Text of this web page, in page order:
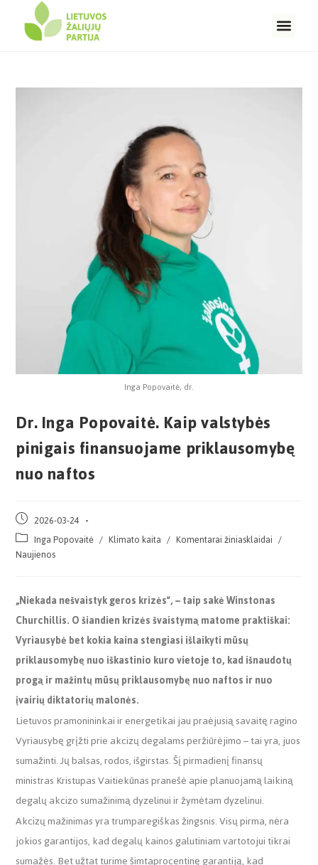
Inga Popovaitė, dr.
Dr. Inga Popovaitė. Kaip valstybės
pinigais finansuojame priklausomybę
nuo naftos
2026-03-24
Inga Popovaitė / Klimato kaita / Komentarai žiniasklaidai /
Naujienos
„Niekada nešvaistyk geros krizės“, – taip sakė Winstonas
Churchillis. O šiandien krizės švaistymą matome praktiškai:
Vyriausybė bet kokia kaina stengiasi išlaikyti mūsų
priklausomybę nuo iškastinio kuro vietoje to, kad išnaudotų
progą ir mažintų mūsų priklausomybę nuo naftos ir nuo
įvairių diktatorių malonės.
Lietuvos pramonininkai ir energetikai jau praėjusią savaitę ragino
Vyriausybę grįžti prie akcizų degalams peržiūrėjimo – tai yra, juos
sumažinti. Jų balsas, rodos, išgirstas. Šį pirmadienį finansų
ministras Kristupas Vaitiekūnas pranešė apie planuojamą laikiną
degalų akcizo sumažinimą dyzelinui ir žymėtam dyzelinui.
Akcizų mažinimas yra trumparegiškas žingsnis. Visų pirma, nėra
jokios garantijos, kad degalų kainos galutiniam vartotojui tikrai
sumažės. Bet užtat turime šimtaprocentinę garantiją, kad